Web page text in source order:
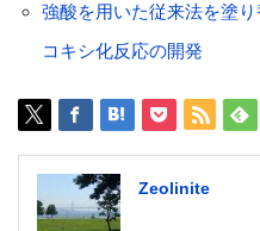
強酸を用いた従来法を塗
コキシ化反応の開発
Zeolinite